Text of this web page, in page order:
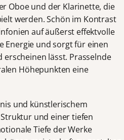
Oboe und der Klarinette, die
werden. Schön im Kontrast
auf äußerst effektvolle
Energie und sorgt für einen
lässt. Prasselnde
Höhepunkten eine
und künstlerischem
und einer tiefen
Tiefe der Werke